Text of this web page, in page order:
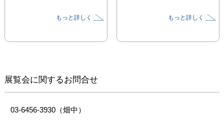
もっと詳しく もっと詳しく
展覧会に関するお問合せ
03-6456-3930（畑中）